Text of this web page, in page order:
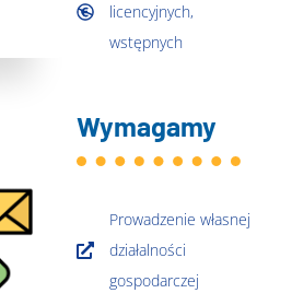
licencyjnych,
wstępnych
Wymagamy
Prowadzenie własnej
działalności
gospodarczej